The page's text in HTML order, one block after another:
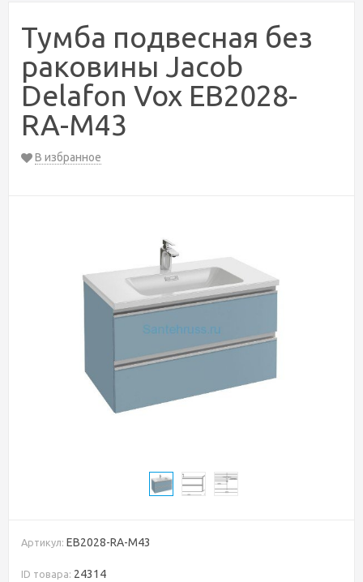
Тумба подвесная без
раковины Jacob
Delafon Vox EB2028-
RA-M43
В избранное
Артикул: EB2028-RA-M43
ID товара: 24314